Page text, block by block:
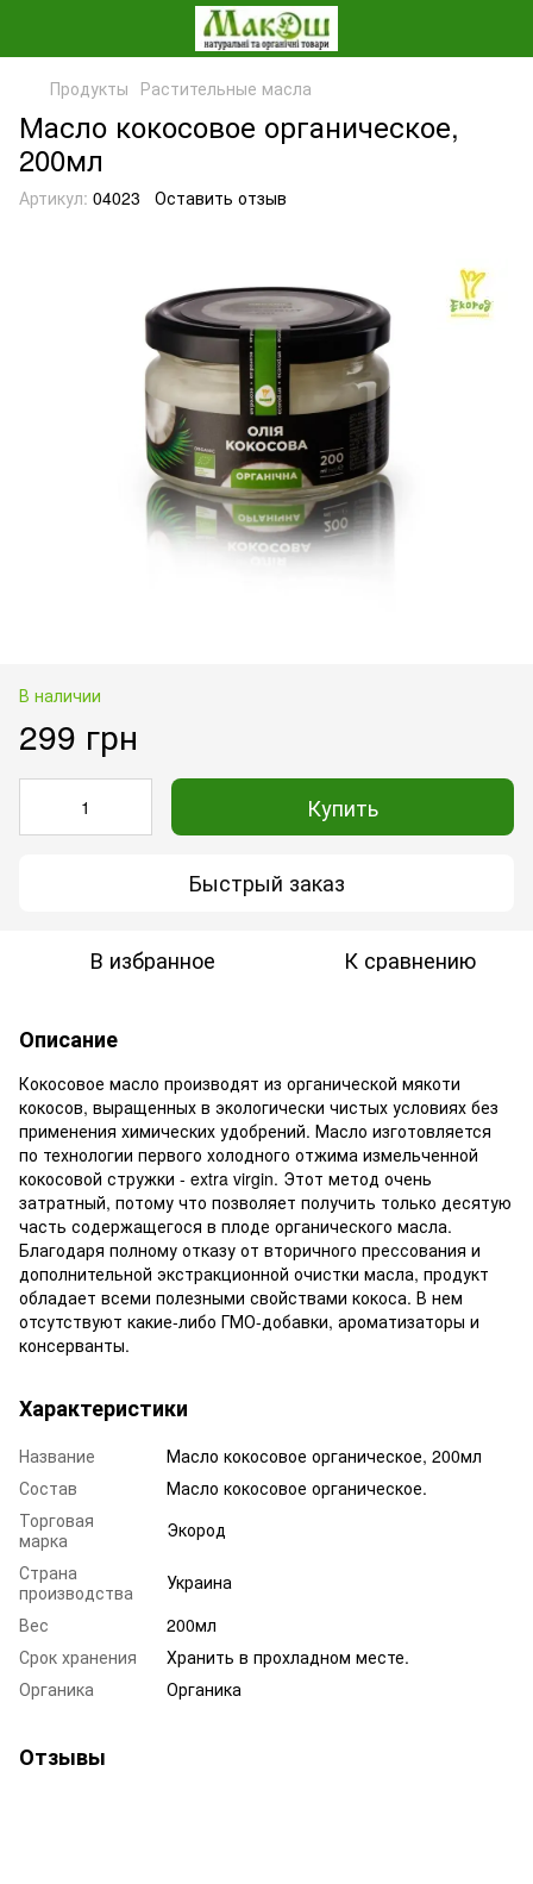
Продукты Растительные масла
Масло кокосовое органическое,
200мл
Артикул: 04023 Оставить отзыв
В наличии
299 грн
Купить
Быстрый заказ
В избранное К сравнению
Описание
Кокосовое масло производят из органической мякоти
кокосов, выращенных в экологически чистых условиях без
применения химических удобрений. Масло изготовляется
по технологии первого холодного отжима измельченной
кокосовой стружки - extra virgin. Этот метод очень
затратный, потому что позволяет получить только десятую
часть содержащегося в плоде органического масла.
Благодаря полному отказу от вторичного прессования и
дополнительной экстракционной очистки масла, продукт
обладает всеми полезными свойствами кокоса. В нем
отсутствуют какие-либо ГМО-добавки, ароматизаторы и
консерванты.
Характеристики
Название
Масло кокосовое органическое, 200мл
Состав
Масло кокосовое органическое.
Торговая
марка
Экород
Страна
производства
Украина
Вес
200мл
Срок хранения
Хранить в прохладном месте.
Органика
Органика
Отзывы